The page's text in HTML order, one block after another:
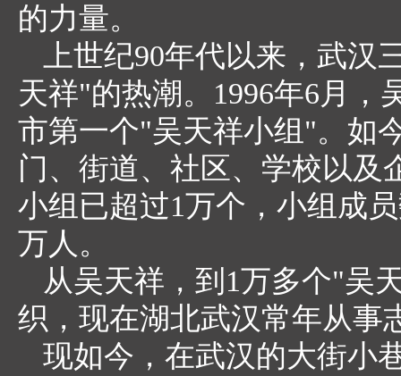
的力量。
上世纪90年代以来，武
天祥"的热潮。1996年6月，
市第一个"吴天祥小组"。如
门、街道、社区、学校以及
小组已超过1万个，小组成
万人。
从吴天祥，到1万多个"吴
织，现在湖北武汉常年从事
现如今，在武汉的大街小